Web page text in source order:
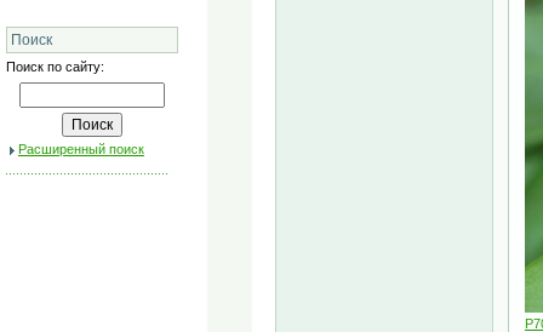
Поиск
Поиск по сайту:
Расширенный поиск